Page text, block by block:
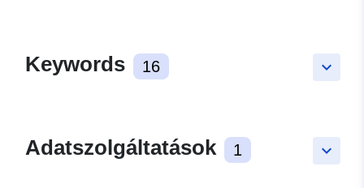
keyboard_arrow_down
Keywords 16
keyboard_arrow_down
Adatszolgáltatások 1